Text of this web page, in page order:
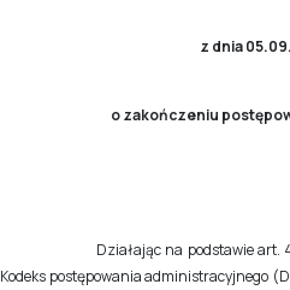
z dnia
o zakończeniu
Działając na podstawie art.
Kodeks postępowania administracyjnego